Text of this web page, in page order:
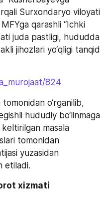
Surxondaryo viloyati
qarashli “Ichki
juda pastligi, hududda
jihozlari yo‘qligi tanqid
824
o‘rganilib,
hududiy bo‘linmaga
masala
tomonidan
yuzasidan
etiladi.
xizmati